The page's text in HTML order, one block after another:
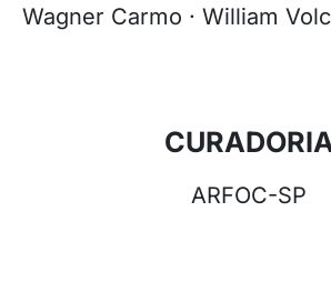
Wagner Carmo · William
ARFOC-SP